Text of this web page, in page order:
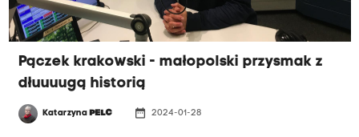
Pączek krakowski - małopolski przysmak z
dłuuuugą historią
Katarzyna PELC date_range 2024-01-28